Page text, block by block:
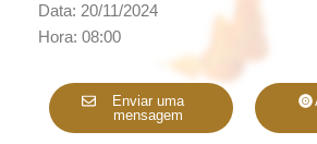
Data: 20/11/2024
Hora: 08:00
Enviar uma
mensagem